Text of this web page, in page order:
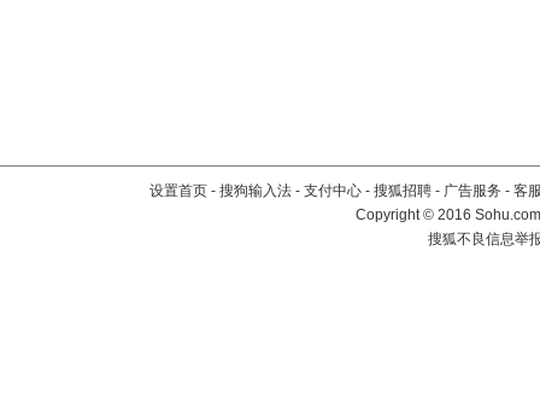
设置首页 - 搜狗输入法 - 支付中心 - 搜狐招聘 - 广告服务 - 客
Copyright©2016
搜狐不良信息举